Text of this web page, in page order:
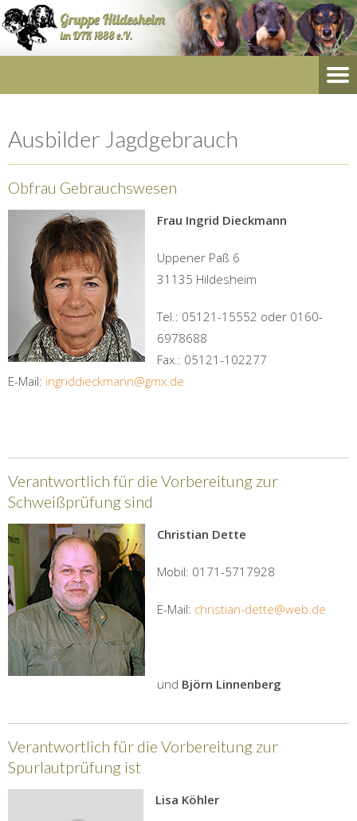
Ausbilder Jagdgebrauch
Obfrau Gebrauchswesen
Frau Ingrid Dieckmann
Uppener Paß 6
31135 Hildesheim
Tel.: 05121-15552 oder 0160-
6978688
Fax.: 05121-102277
E-Mail: ingriddieckmann@gmx.de
Verantwortlich für die Vorbereitung zur
Schweißprüfung sind
Christian Dette
Mobil: 0171-5717928
E-Mail: christian-dette@web.de
und Björn Linnenberg
Verantwortlich für die Vorbereitung zur
Spurlautprüfung ist
Lisa Köhler